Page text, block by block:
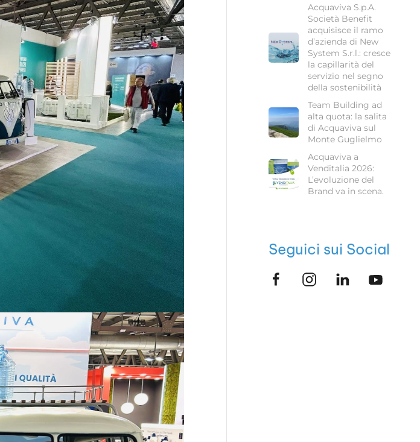
Acquaviva S.p.A.
Società Benefit
acquisisce il ramo
d’azienda di New
System S.r.l.: cresce
la capillarità del
servizio nel segno
della sostenibilità
Team Building ad
alta quota: la salita
di Acquaviva sul
Monte Guglielmo
Acquaviva a
Venditalia 2026:
L’evoluzione del
Brand va in scena.
Seguici sui Social